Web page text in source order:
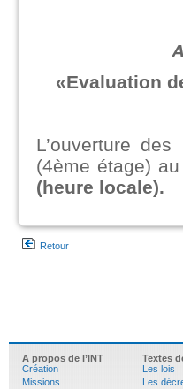
«Evaluation
L’ouverture
(4ème étage)
(heure locale).
Retour
A propos de l’INT
Création
Missions
Textes
Les lois
Les